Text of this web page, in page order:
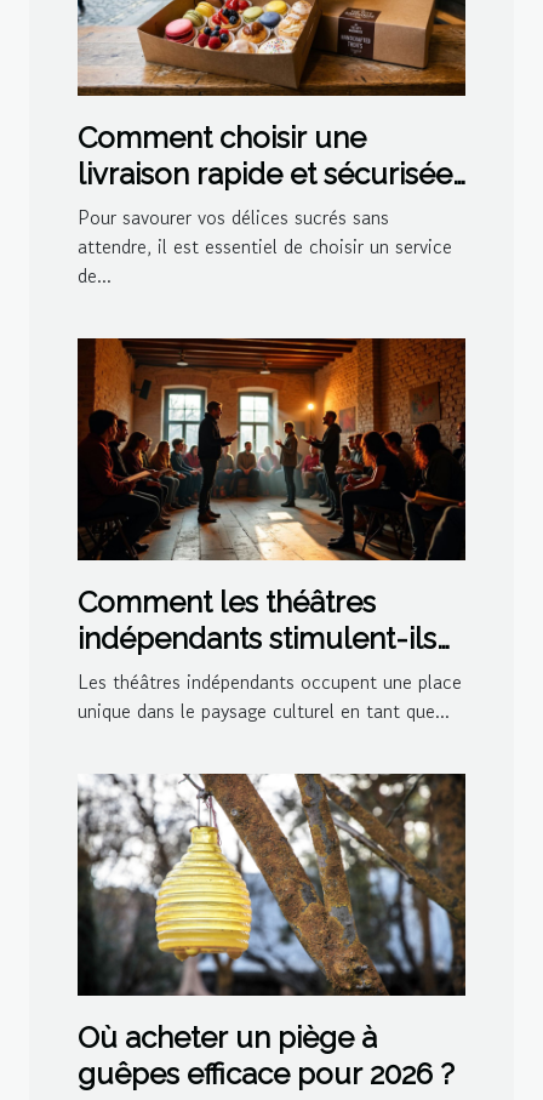
Comment choisir une
livraison rapide et sécurisée
pour vos délices sucrés ?
Pour savourer vos délices sucrés sans
attendre, il est essentiel de choisir un service
de...
Comment les théâtres
indépendants stimulent-ils
la créativité culturelle ?
Les théâtres indépendants occupent une place
unique dans le paysage culturel en tant que...
Où acheter un piège à
guêpes efficace pour 2026 ?